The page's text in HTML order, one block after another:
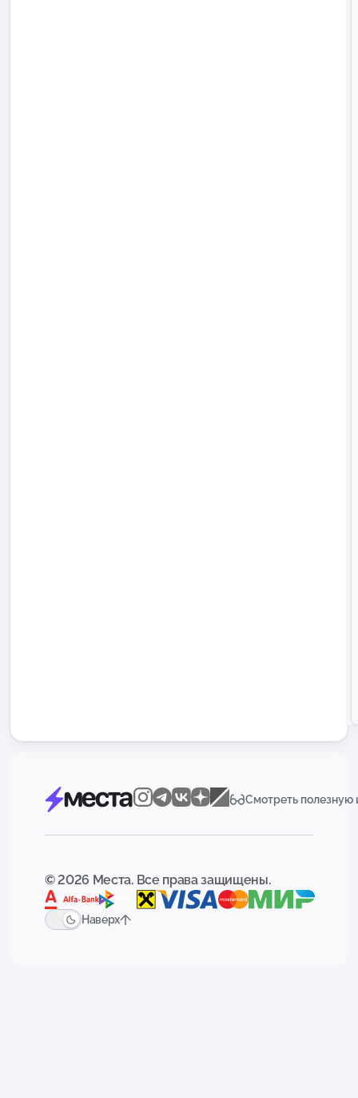
Смотреть
© 2026 Места. Все права защищены.
Наверх